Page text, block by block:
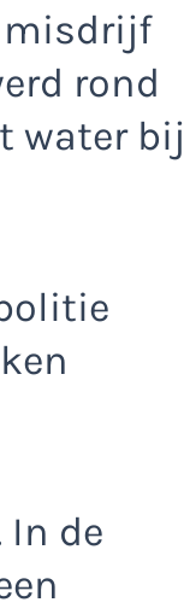
misdrijf
rond
water bij
de